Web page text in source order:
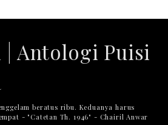
Antologi Puisi
beratus ribu. Keduanya harus
- "Catetan Th. 1946" - Chairil Anwar